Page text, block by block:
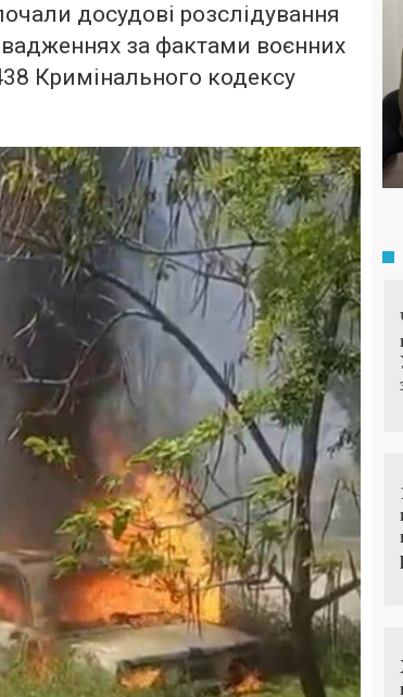
досудові розслідування
за фактами воєнних
Кримінального кодексу